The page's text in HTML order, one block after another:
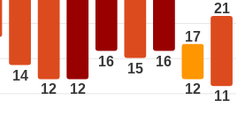
14
12 12
16 15 16
17
12
21
11